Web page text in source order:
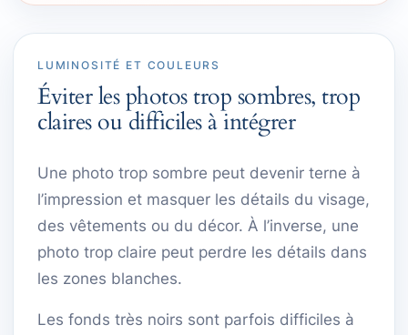
LUMINOSITÉ ET COULEURS
Éviter les photos trop sombres, trop
claires ou difficiles à intégrer
Une photo trop sombre peut devenir terne à
l’impression et masquer les détails du visage,
des vêtements ou du décor. À l’inverse, une
photo trop claire peut perdre les détails dans
les zones blanches.
Les fonds très noirs sont parfois difficiles à